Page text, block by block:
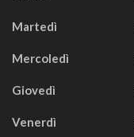
Martedì
Mercoledì
Giovedì
Venerdì